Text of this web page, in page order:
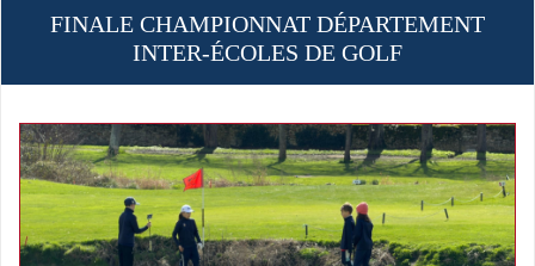
FINALE CHAMPIONNAT DÉPARTEMENT
INTER-ÉCOLES DE GOLF